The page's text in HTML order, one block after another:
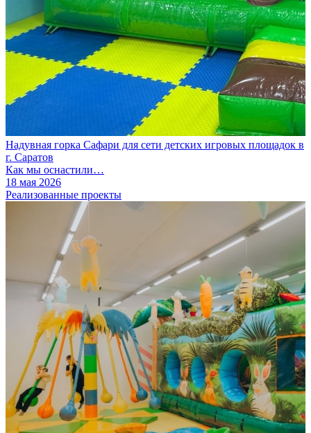
Надувная горка Сафари для сети детских игровых площадок в
г. Саратов
Как мы оснастили…
18 мая 2026
Реализованные проекты